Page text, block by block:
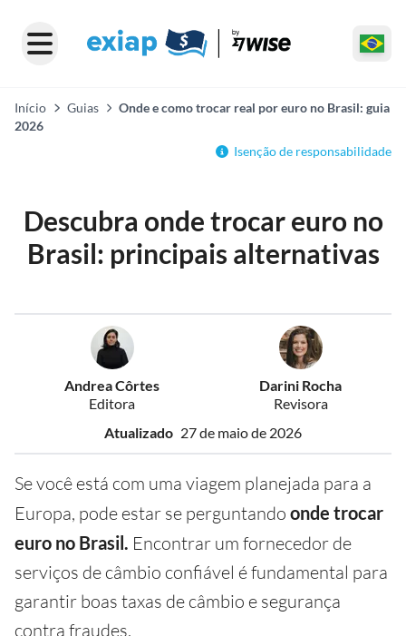
Início Guias
Onde e como trocar real por euro no Brasil: guia
2026
Isenção de responsabilidade
Descubra onde trocar euro no
Brasil: principais alternativas
Andrea Côrtes
Editora
Darini Rocha
Revisora
Atualizado 27 de maio de 2026
Se você está com uma viagem planejada para a
Europa, pode estar se perguntando onde trocar
euro no Brasil. Encontrar um fornecedor de
serviços de câmbio confiável é fundamental para
garantir boas taxas de câmbio e segurança
contra fraudes.